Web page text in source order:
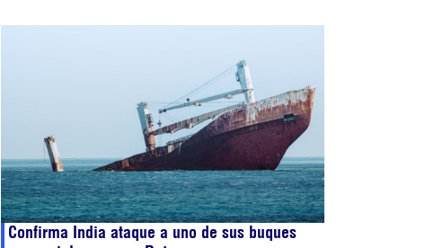
Confirma India ataque a uno de sus buques